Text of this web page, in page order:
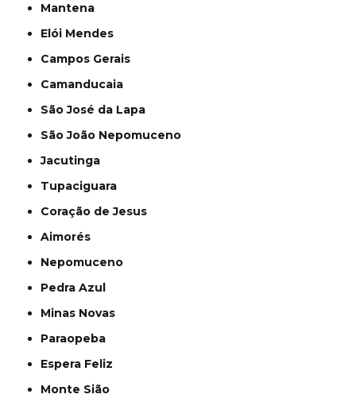
Mantena
Elói Mendes
Campos Gerais
Camanducaia
São José da Lapa
São João Nepomuceno
Jacutinga
Tupaciguara
Coração de Jesus
Aimorés
Nepomuceno
Pedra Azul
Minas Novas
Paraopeba
Espera Feliz
Monte Sião